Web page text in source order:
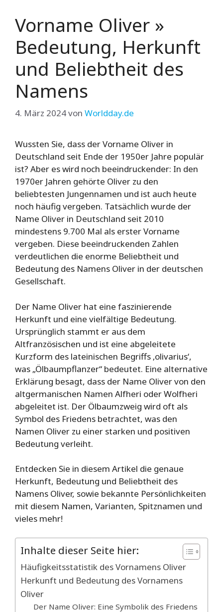
Vorname Oliver »
Bedeutung, Herkunft
und Beliebtheit des
Namens
4. März 2024von Worldday.de
Wussten Sie, dass der Vorname Oliver in
Deutschland seit Ende der 1950er Jahre populär
ist? Aber es wird noch beeindruckender: In den
1970er Jahren gehörte Oliver zu den
beliebtesten Jungennamen und ist auch heute
noch häufig vergeben. Tatsächlich wurde der
Name Oliver in Deutschland seit 2010
mindestens 9.700 Mal als erster Vorname
vergeben. Diese beeindruckenden Zahlen
verdeutlichen die enorme Beliebtheit und
Bedeutung des Namens Oliver in der deutschen
Gesellschaft.
Der Name Oliver hat eine faszinierende
Herkunft und eine vielfältige Bedeutung.
Ursprünglich stammt er aus dem
Altfranzösischen und ist eine abgeleitete
Kurzform des lateinischen Begriffs ‚olivarius‘,
was „Ölbaumpflanzer“ bedeutet. Eine alternative
Erklärung besagt, dass der Name Oliver von den
altgermanischen Namen Alfheri oder Wolfheri
abgeleitet ist. Der Ölbaumzweig wird oft als
Symbol des Friedens betrachtet, was den
Namen Oliver zu einer starken und positiven
Bedeutung verleiht.
Entdecken Sie in diesem Artikel die genaue
Herkunft, Bedeutung und Beliebtheit des
Namens Oliver, sowie bekannte Persönlichkeiten
mit diesem Namen, Varianten, Spitznamen und
vieles mehr!
Inhalte dieser Seite hier:
Häufigkeitsstatistik des Vornamens Oliver
Herkunft und Bedeutung des Vornamens
Oliver
Der Name Oliver: Eine Symbolik des Friedens